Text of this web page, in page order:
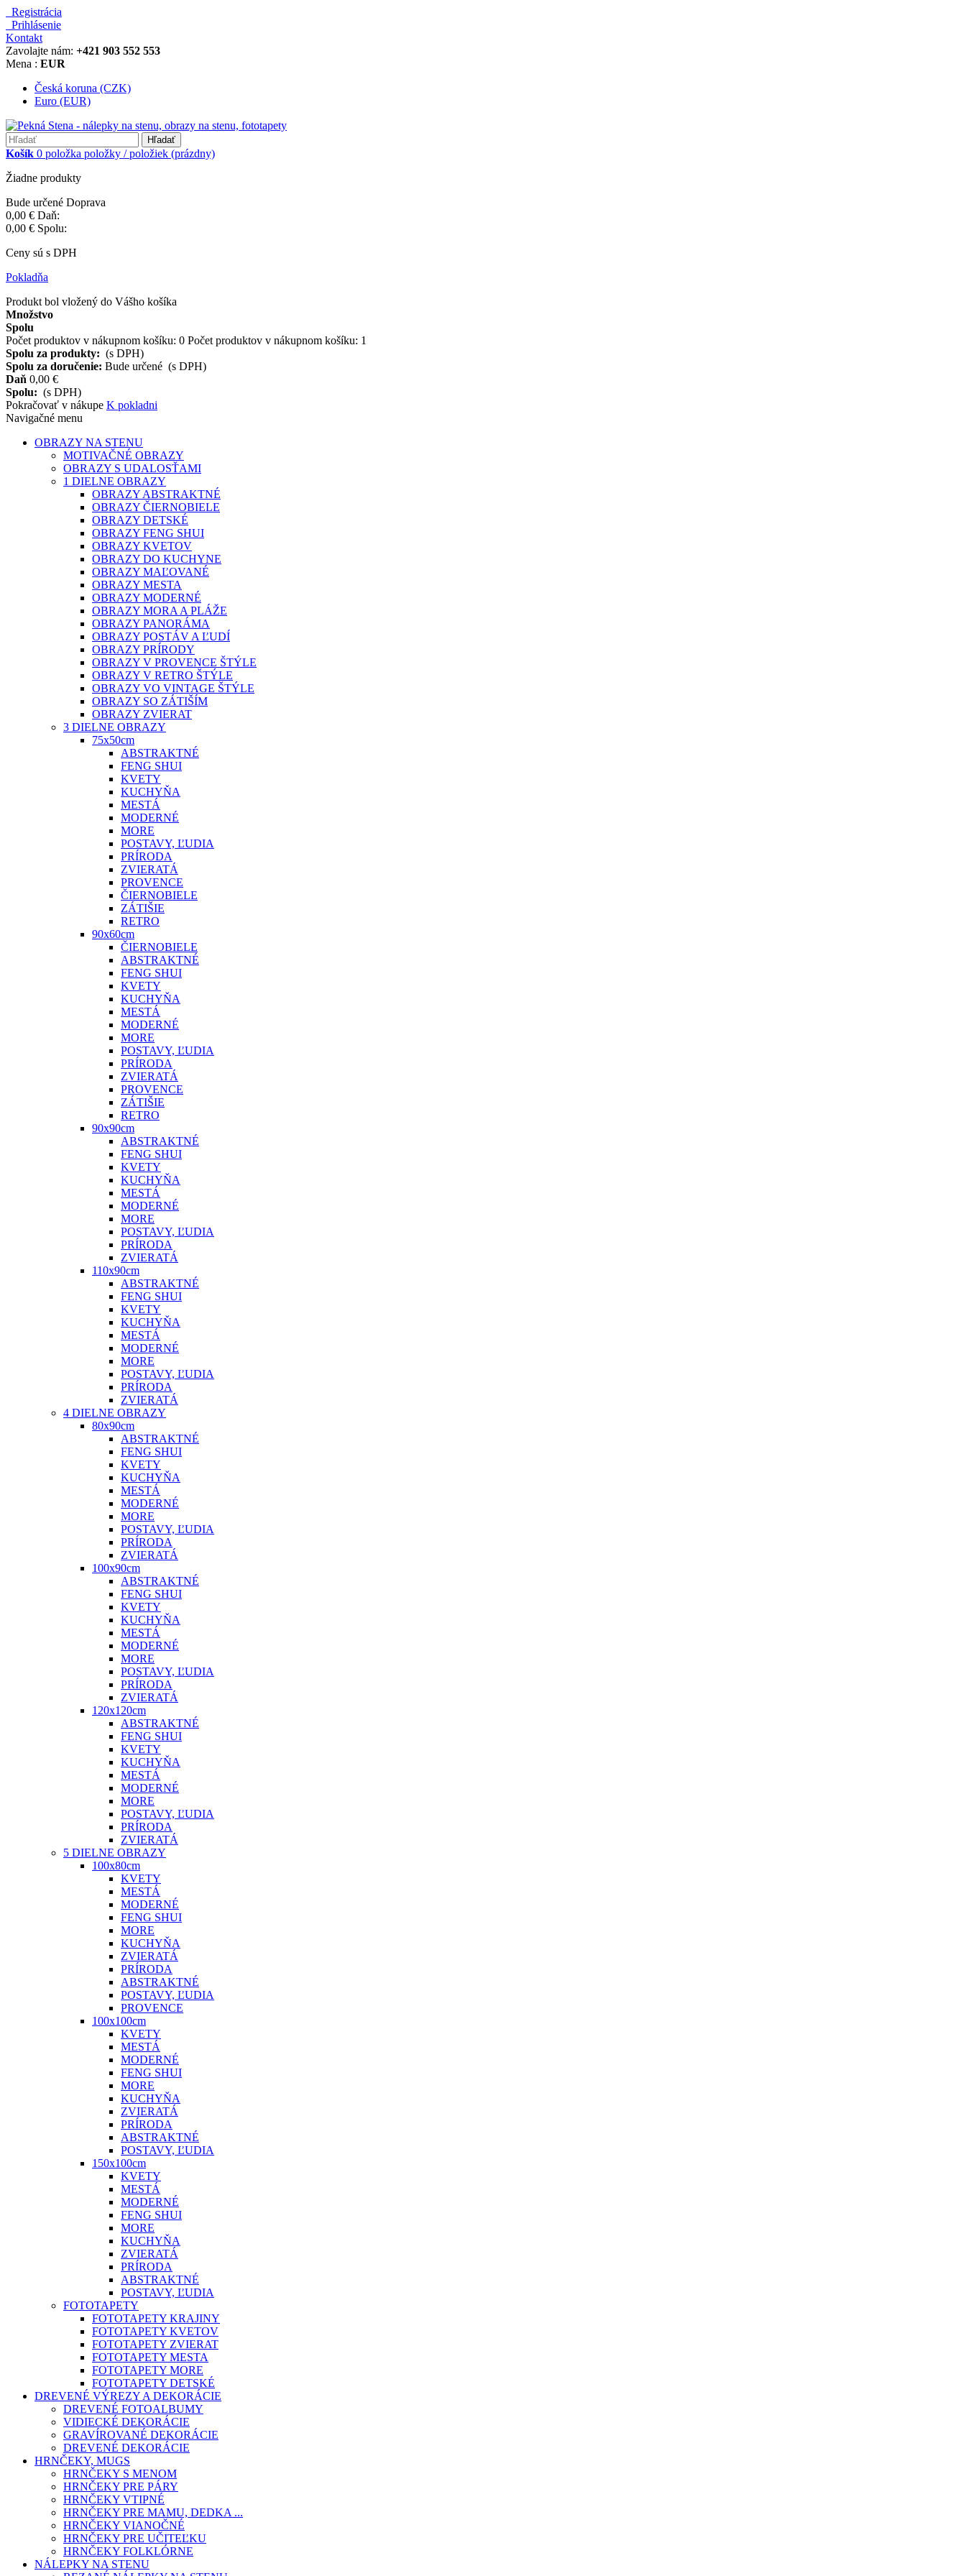
Registrácia
Prihlásenie
Kontakt
Zavolajte nám: +421 903 552 553
Mena : EUR
Česká koruna (CZK)
Euro (EUR)
Hľadať
Košík 0 položka položky / položiek (prázdny)
Žiadne produkty
Bude určené Doprava
0,00 € Daň:
0,00 € Spolu:
Ceny sú s DPH
Pokladňa
Produkt bol vložený do Vášho košíka
Množstvo
Spolu
Počet produktov v nákupnom košíku: 0 Počet produktov v nákupnom košíku: 1
Spolu za produkty: (s DPH)
Spolu za doručenie: Bude určené (s DPH)
Daň 0,00 €
Spolu: (s DPH)
Pokračovať v nákupe K pokladni
Navigačné menu
OBRAZY NA STENU
MOTIVAČNÉ OBRAZY
OBRAZY S UDALOSŤAMI
1 DIELNE OBRAZY
OBRAZY ABSTRAKTNÉ
OBRAZY ČIERNOBIELE
OBRAZY DETSKÉ
OBRAZY FENG SHUI
OBRAZY KVETOV
OBRAZY DO KUCHYNE
OBRAZY MAĽOVANÉ
OBRAZY MESTA
OBRAZY MODERNÉ
OBRAZY MORA A PLÁŽE
OBRAZY PANORÁMA
OBRAZY POSTÁV A ĽUDÍ
OBRAZY PRÍRODY
OBRAZY V PROVENCE ŠTÝLE
OBRAZY V RETRO ŠTÝLE
OBRAZY VO VINTAGE ŠTÝLE
OBRAZY SO ZÁTIŠÍM
OBRAZY ZVIERAT
3 DIELNE OBRAZY
75x50cm
ABSTRAKTNÉ
FENG SHUI
KVETY
KUCHYŇA
MESTÁ
MODERNÉ
MORE
POSTAVY, ĽUDIA
PRÍRODA
ZVIERATÁ
PROVENCE
ČIERNOBIELE
ZÁTIŠIE
RETRO
90x60cm
ČIERNOBIELE
ABSTRAKTNÉ
FENG SHUI
KVETY
KUCHYŇA
MESTÁ
MODERNÉ
MORE
POSTAVY, ĽUDIA
PRÍRODA
ZVIERATÁ
PROVENCE
ZÁTIŠIE
RETRO
90x90cm
ABSTRAKTNÉ
FENG SHUI
KVETY
KUCHYŇA
MESTÁ
MODERNÉ
MORE
POSTAVY, ĽUDIA
PRÍRODA
ZVIERATÁ
110x90cm
ABSTRAKTNÉ
FENG SHUI
KVETY
KUCHYŇA
MESTÁ
MODERNÉ
MORE
POSTAVY, ĽUDIA
PRÍRODA
ZVIERATÁ
4 DIELNE OBRAZY
80x90cm
ABSTRAKTNÉ
FENG SHUI
KVETY
KUCHYŇA
MESTÁ
MODERNÉ
MORE
POSTAVY, ĽUDIA
PRÍRODA
ZVIERATÁ
100x90cm
ABSTRAKTNÉ
FENG SHUI
KVETY
KUCHYŇA
MESTÁ
MODERNÉ
MORE
POSTAVY, ĽUDIA
PRÍRODA
ZVIERATÁ
120x120cm
ABSTRAKTNÉ
FENG SHUI
KVETY
KUCHYŇA
MESTÁ
MODERNÉ
MORE
POSTAVY, ĽUDIA
PRÍRODA
ZVIERATÁ
5 DIELNE OBRAZY
100x80cm
KVETY
MESTÁ
MODERNÉ
FENG SHUI
MORE
KUCHYŇA
ZVIERATÁ
PRÍRODA
ABSTRAKTNÉ
POSTAVY, ĽUDIA
PROVENCE
100x100cm
KVETY
MESTÁ
MODERNÉ
FENG SHUI
MORE
KUCHYŇA
ZVIERATÁ
PRÍRODA
ABSTRAKTNÉ
POSTAVY, ĽUDIA
150x100cm
KVETY
MESTÁ
MODERNÉ
FENG SHUI
MORE
KUCHYŇA
ZVIERATÁ
PRÍRODA
ABSTRAKTNÉ
POSTAVY, ĽUDIA
FOTOTAPETY
FOTOTAPETY KRAJINY
FOTOTAPETY KVETOV
FOTOTAPETY ZVIERAT
FOTOTAPETY MESTA
FOTOTAPETY MORE
FOTOTAPETY DETSKÉ
DREVENÉ VÝREZY A DEKORÁCIE
DREVENÉ FOTOALBUMY
VIDIECKÉ DEKORÁCIE
GRAVÍROVANÉ DEKORÁCIE
DREVENÉ DEKORÁCIE
HRNČEKY, MUGS
HRNČEKY S MENOM
HRNČEKY PRE PÁRY
HRNČEKY VTIPNÉ
HRNČEKY PRE MAMU, DEDKA ...
HRNČEKY VIANOČNÉ
HRNČEKY PRE UČITEĽKU
HRNČEKY FOLKLÓRNE
NÁLEPKY NA STENU